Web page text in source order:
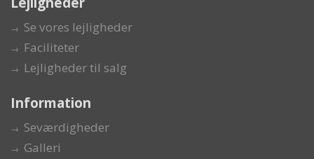
Se vores lejligheder
Faciliteter
Lejligheder til salg
Information
Seværdigheder
Galleri